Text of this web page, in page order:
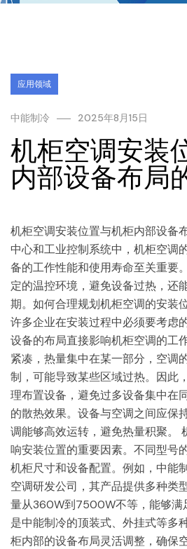
应用领域
中能制冷 2025年8月15日
机柜空调安装
内部设备布局
机柜空调安装位置与机柜内部设备
中心和工业控制系统中，机柜空调
备的工作性能和使用寿命至关重要
定的温控环境，避免设备过热，还
期。如何合理规划机柜空调的安装
许多企业在安装过程中必须要考虑
设备的布局直接影响机柜空调的工
紧凑，热量集中在某一部分，空调
制，可能导致某些区域过热。因此
理布置设备，避免过多设备集中在
的散热效果。设备与空调之间应保
调能够高效运转，避免热量积聚。
响安装位置的重要因素。不同型号
机柜尺寸和设备配置。例如，中能
空调研发公司，其产品提供多种类
量从360W到7500W不等，能够满
是中能制冷的顶装式、外挂式等多
柜内部的设备布局灵活调整，确保